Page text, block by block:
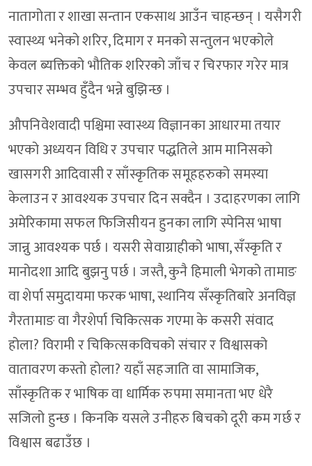
नातागोता र शाखा सन्तान एकसाथ आउँन चाहन्छन् । यसैगरी
स्वास्थ्य भनेको शरिर, दिमाग र मनको सन्तुलन भएकोले
केवल ब्यक्तिको भौतिक शरिरको जाँच र चिरफार गरेर मात्र
उपचार सम्भव हुँदैन भन्ने बुझिन्छ ।
औपनिवेशवादी पश्चिमा स्वास्थ्य विज्ञानका आधारमा तयार
भएको अध्ययन विधि र उपचार पद्धतिले आम मानिसको
खासगरी आदिवासी र साँस्कृतिक समूहहरुको समस्या
केलाउन र आवश्यक उपचार दिन सक्दैन । उदाहरणका लागि
अमेरिकामा सफल फिजिसीयन हुनका लागि स्पेनिस भाषा
जान्नु आवश्यक पर्छ । यसरी सेवाग्राहीको भाषा, सँस्कृति र
मानोदशा आदि बुझनु पर्छ । जस्तै, कुनै हिमाली भेगको तामाङ
वा शेर्पा समुदायमा फरक भाषा, स्थानिय सँस्कृतिबारे अनविज्ञ
गैरतामाङ वा गैरशेर्पा चिकित्सक गएमा के कसरी संवाद
होला? विरामी र चिकित्सकविचको संचार र विश्वासको
वातावरण कस्तो होला? यहाँ सहजाति वा सामाजिक,
साँस्कृतिक र भाषिक वा धार्मिक रुपमा समानता भए धेरै
सजिलो हुन्छ । किनकि यसले उनीहरु बिचको दूरी कम गर्छ र
विश्वास बढाउँछ ।